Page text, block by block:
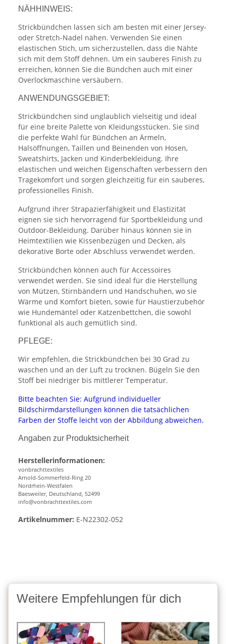
NÄHHINWEIS:
Strickbündchen lassen sich am besten mit einer Jersey-
oder Stretch-Nadel nähen. Verwenden Sie einen
elastischen Stich, um sicherzustellen, dass die Nähte
sich mit dem Stoff dehnen. Um ein sauberes Finish zu
erreichen, können Sie die Bündchen auch mit einer
Overlockmaschine versäubern.
ANWENDUNGSGEBIET:
Strickbündchen sind unglaublich vielseitig und ideal
für eine breite Palette von Kleidungsstücken. Sie sind
die perfekte Wahl für Bündchen an Ärmeln,
Halsöffnungen, Taillen und Beinenden von Hosen,
Sweatshirts, Jacken und Kinderbekleidung. Ihre
elastischen und weichen Eigenschaften verbessern den
Tragekomfort und sorgen gleichzeitig für ein sauberes,
professionelles Finish.
Aufgrund ihrer Strapazierfähigkeit und Elastizität
eignen sie sich hervorragend für Sportbekleidung und
Outdoor-Bekleidung. Darüber hinaus können sie in
Heimtextilien wie Kissenbezügen und Decken, als
dekorative Borte oder Abschluss verwendet werden.
Strickbündchen können auch für Accessoires
verwendet werden. Sie sind ideal für die Herstellung
von Mützen, Stirnbändern und Handschuhen, wo sie
Wärme und Komfort bieten, sowie für Haustierzubehör
wie Hundemäntel oder Katzenbettchen, die sowohl
funktional als auch gemütlich sind.
PFLEGE:
Wir empfehlen, die Strickbündchen bei 30 Grad zu
waschen und an der Luft zu trocknen. Bügeln Sie den
Stoff bei niedriger bis mittlerer Temperatur.
Bitte beachten Sie: Aufgrund individueller
Bildschirmdarstellungen können die tatsächlichen
Farben der Stoffe leicht von der Abbildung abweichen.
Angaben zur Produktsicherheit
Herstellerinformationen:
vonbrachttextiles
Arnold-Sommerfeld-Ring 20
Nordrhein-Westfalen
Baesweiler, Deutschland, 52499
info@vonbrachttextiles.com
Artikelnummer: E-N22302-052
Weitere Empfehlungen für dich